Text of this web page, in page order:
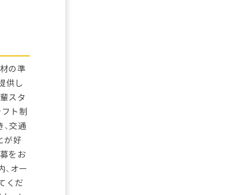
の準
供し
スタ
ト制
交通
が好
をお
オー
くだ